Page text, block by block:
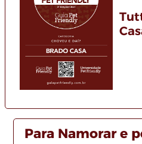
Para Namorar e